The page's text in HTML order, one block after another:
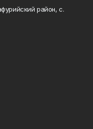
район, с.